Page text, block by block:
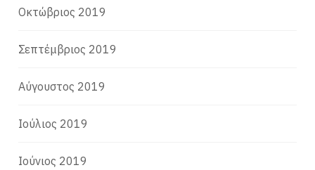
Οκτώβριος 2019
Σεπτέμβριος 2019
Αύγουστος 2019
Ιούλιος 2019
Ιούνιος 2019